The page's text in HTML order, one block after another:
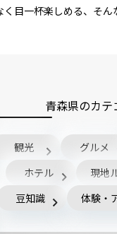
目一杯楽しめる、そ
青森県のカテ
観光
グルメ
ホテル
現地
豆知識
体験・